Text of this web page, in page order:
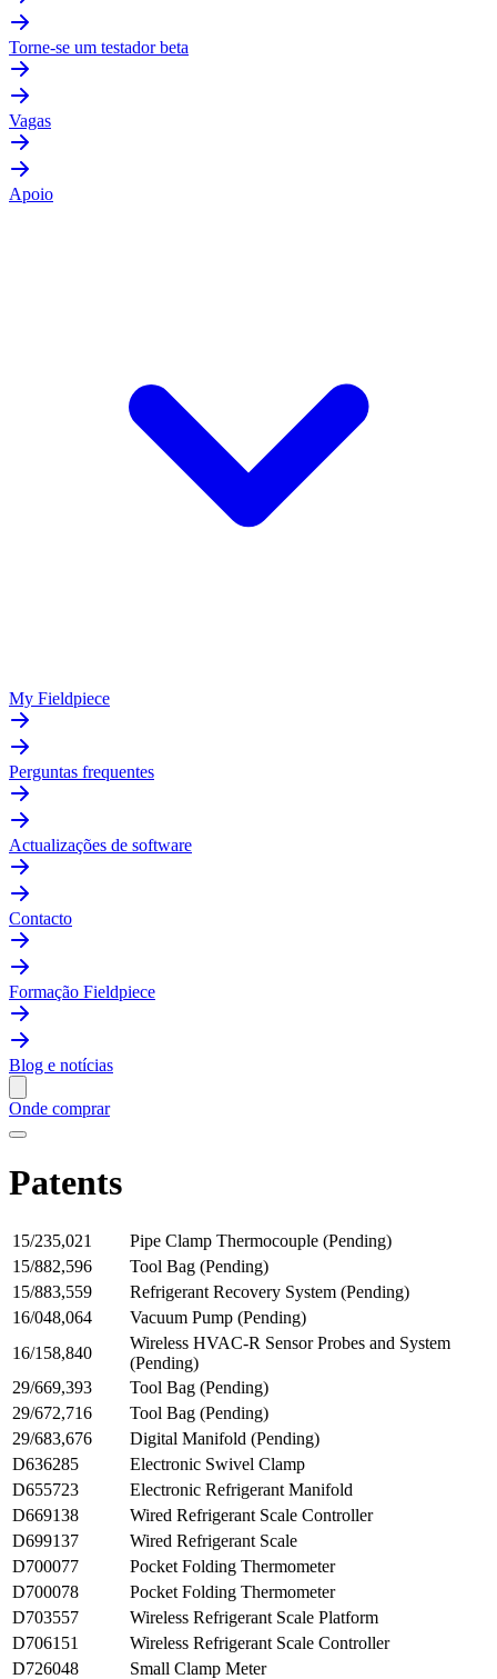
Torne-se um testador beta
Vagas
Apoio
My Fieldpiece
Perguntas frequentes
Actualizações de software
Contacto
Formação Fieldpiece
Blog e notícias
Onde comprar
Patents
15/235,021
Pipe Clamp Thermocouple (Pending)
15/882,596
Tool Bag (Pending)
15/883,559
Refrigerant Recovery System (Pending)
16/048,064
Vacuum Pump (Pending)
16/158,840
Wireless HVAC-R Sensor Probes and System
(Pending)
29/669,393
Tool Bag (Pending)
29/672,716
Tool Bag (Pending)
29/683,676
Digital Manifold (Pending)
D636285
Electronic Swivel Clamp
D655723
Electronic Refrigerant Manifold
D669138
Wired Refrigerant Scale Controller
D699137
Wired Refrigerant Scale
D700077
Pocket Folding Thermometer
D700078
Pocket Folding Thermometer
D703557
Wireless Refrigerant Scale Platform
D706151
Wireless Refrigerant Scale Controller
D726048
Small Clamp Meter